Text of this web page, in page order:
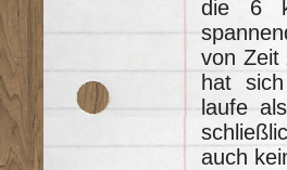
die 6
von Zeit
hat
laufe
auch